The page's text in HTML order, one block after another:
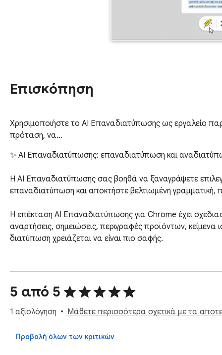
Επισκόπηση
Χρησιμοποιήστε το AI Επαναδιατύπωσης ως εργαλείο
πρόταση, να…
✨ AI Επαναδιατύπωσης: επαναδιατύπωση και
Η AI Επαναδιατύπωσης σας βοηθά να ξαναγράψετε
επαναδιατύπωση και αποκτήστε βελτιωμένη γραμματική,
Η επέκταση AI Επαναδιατύπωσης για Chrome έχει
αναρτήσεις, σημειώσεις, περιγραφές προϊόντων,
διατύπωση χρειάζεται να είναι πιο σαφής.
1. Εγκαταστήστε την AI Επαναδιατύπωσης στο Chrome
2. Ανοίξτε οποιαδήποτε σελίδα με κείμενο
3. Επισημάνετε μια φράση ή πρόταση
4. Επιλέξτε την ενέργεια επαναδιατύπωσης
5 από 5
1 αξιολόγηση Μάθετε περισσότερα σχετικά με τα
Προβολή όλων των κριτικών